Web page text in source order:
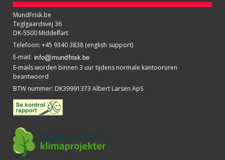
MundFrisk.be
Teglgaardsvej 36
DK-5500 Middelfart
Telefoon: +45 9340 3838 (english support)
E-mail:
E-mails worden binnen 3 uur tijdens normale kantooruren
beantwoord
BTW nummer: DK39991373 Albert Larsen ApS